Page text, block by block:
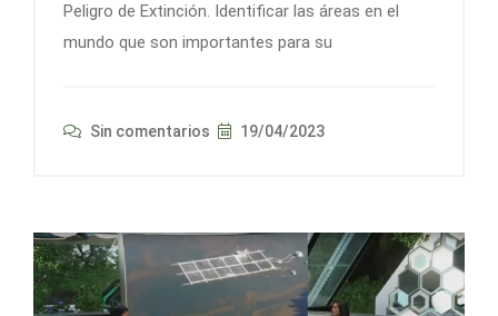
Peligro de Extinción. Identificar las áreas en el
mundo que son importantes para su
Sin comentarios 19/04/2023